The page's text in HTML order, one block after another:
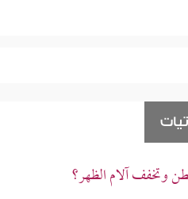
وتخفف آلام الظهر؟